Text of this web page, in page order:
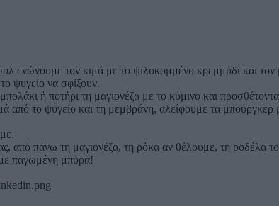
ενώνουμε τον κιμά με το ψιλοκομμένο κρεμμύδι και
ψυγείο να σφίξουν.
ή ποτήρι τη μαγιονέζα με το κύμινο και
από το ψυγείο και τη μεμβράνη, αλείφουμε τα
πάνω τη μαγιονέζα, τη ρόκα αν θέλουμε, τη ροδέλα
με παγωμένη μπύρα!